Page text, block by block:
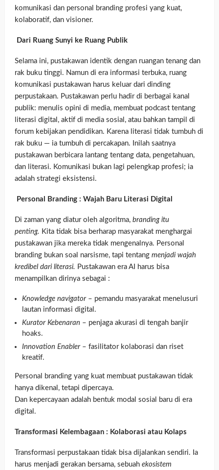
komunikasi dan personal branding profesi yang kuat,
kolaboratif, dan visioner.
Dari Ruang Sunyi ke Ruang Publik
Selama ini, pustakawan identik dengan ruangan tenang dan
rak buku tinggi. Namun di era informasi terbuka, ruang
komunikasi pustakawan harus keluar dari dinding
perpustakaan. Pustakawan perlu hadir di berbagai kanal
publik: menulis opini di media, membuat podcast tentang
literasi digital, aktif di media sosial, atau bahkan tampil di
forum kebijakan pendidikan. Karena literasi tidak tumbuh di
rak buku — ia tumbuh di percakapan. Inilah saatnya
pustakawan berbicara lantang tentang data, pengetahuan,
dan literasi. Komunikasi bukan lagi pelengkap profesi; ia
adalah strategi eksistensi.
Personal Branding : Wajah Baru Literasi Digital
Di zaman yang diatur oleh algoritma, branding itu
penting. Kita tidak bisa berharap masyarakat menghargai
pustakawan jika mereka tidak mengenalnya. Personal
branding bukan soal narsisme, tapi tentang menjadi wajah
kredibel dari literasi. Pustakawan era AI harus bisa
menampilkan dirinya sebagai :
Knowledge navigator– pemandu masyarakat menelusuri
lautan informasi digital.
Kurator Kebenaran – penjaga akurasi di tengah banjir
hoaks.
Innovation Enabler– fasilitator kolaborasi dan riset
kreatif.
Personal branding yang kuat membuat pustakawan tidak
hanya dikenal, tetapi dipercaya.
Dan kepercayaan adalah bentuk modal sosial baru di era
digital.
Transformasi Kelembagaan : Kolaborasi atau Kolaps
Transformasi perpustakaan tidak bisa dijalankan sendiri. Ia
harus menjadi gerakan bersama, sebuah ekosistem